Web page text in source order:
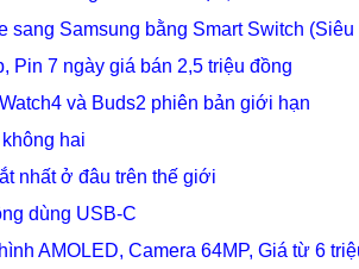
Samsung bằng Smart Switch (Siêu
Pin 7 ngày giá bán 2,5 triệu đồng
và Buds2 phiên bản giới hạn
hai
nhất ở đâu trên thế giới
dùng USB-C
AMOLED, Camera 64MP, Giá từ 6